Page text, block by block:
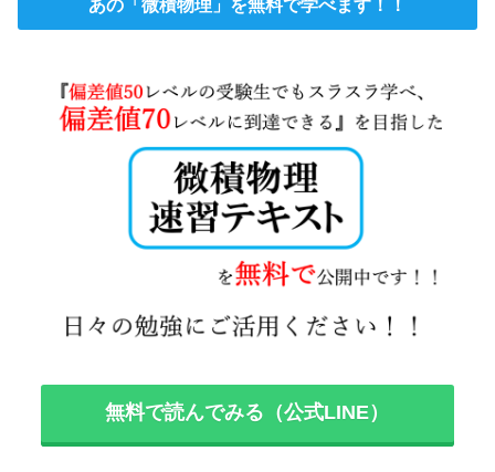
あの「微積物理」を無料で学べます！！
無料で読んでみる（公式LINE）